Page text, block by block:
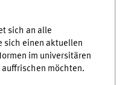
sich an alle
sich einen aktuellen
im universitären
möchten.